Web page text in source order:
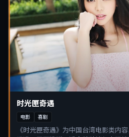
时光匣奇遇
电影 喜剧
《时光匣奇遇》为中国台湾电影类内